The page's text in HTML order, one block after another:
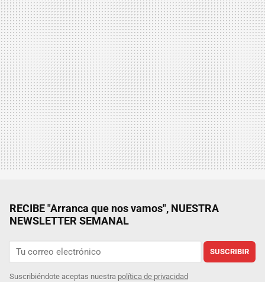
RECIBE "Arranca que nos vamos", NUESTRA
NEWSLETTER SEMANAL
SUSCRIBIR
Suscribiéndote aceptas nuestra política de privacidad